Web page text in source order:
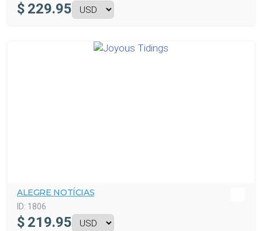
$ 229.95
ALEGRE NOTÍCIAS
ID: 1806
$ 219.95